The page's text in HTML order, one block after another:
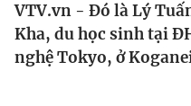
Thế giới
Tin tức
Kinh tế
VTV.vn - Đó là Lý
Kha, du học sinh tại
nghệ Tokyo, ở